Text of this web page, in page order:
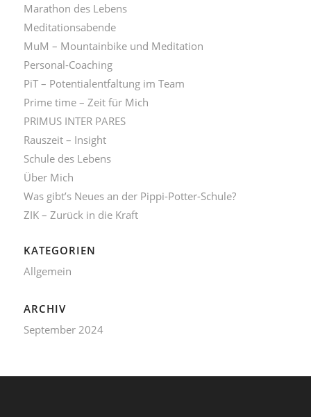
Marathon des Lebens
Meditationsabende
MuM – Mountainbike und Meditation
Personal-Coaching
PiT – Potentialentfaltung im Team
Prime time – Zeit für Mich
PRIMUS INTER PARES
Rauszeit – Insight
Schule des Lebens
Über Mich
Was gibt’s Neues an der Pippi-Potter-Schule?
ZIK – Zurück in die Kraft
KATEGORIEN
Allgemein
ARCHIV
September 2024